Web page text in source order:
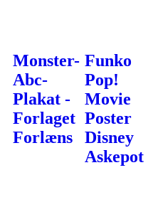
Monster-
Abc-
Plakat -
Forlaget
Forlæns
Funko
Pop!
Movie
Poster
Disney
Askepot